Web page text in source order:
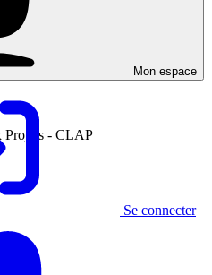
Mon espace
Se connecter
Projets - CLAP